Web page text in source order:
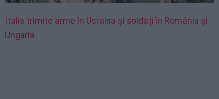
Italia trimite arme în Ucraina și soldați în România și
Ungaria